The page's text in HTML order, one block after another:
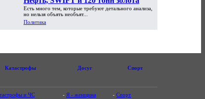
Есть много тем, которые требуют детального анализа,
но нельзя объять необъят...
Политика
Катастрофы Досуг Спорт
и ЧС
- Я - женщина
-Спорт